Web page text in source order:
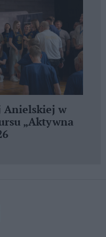
Anielskiej w
„Aktywna